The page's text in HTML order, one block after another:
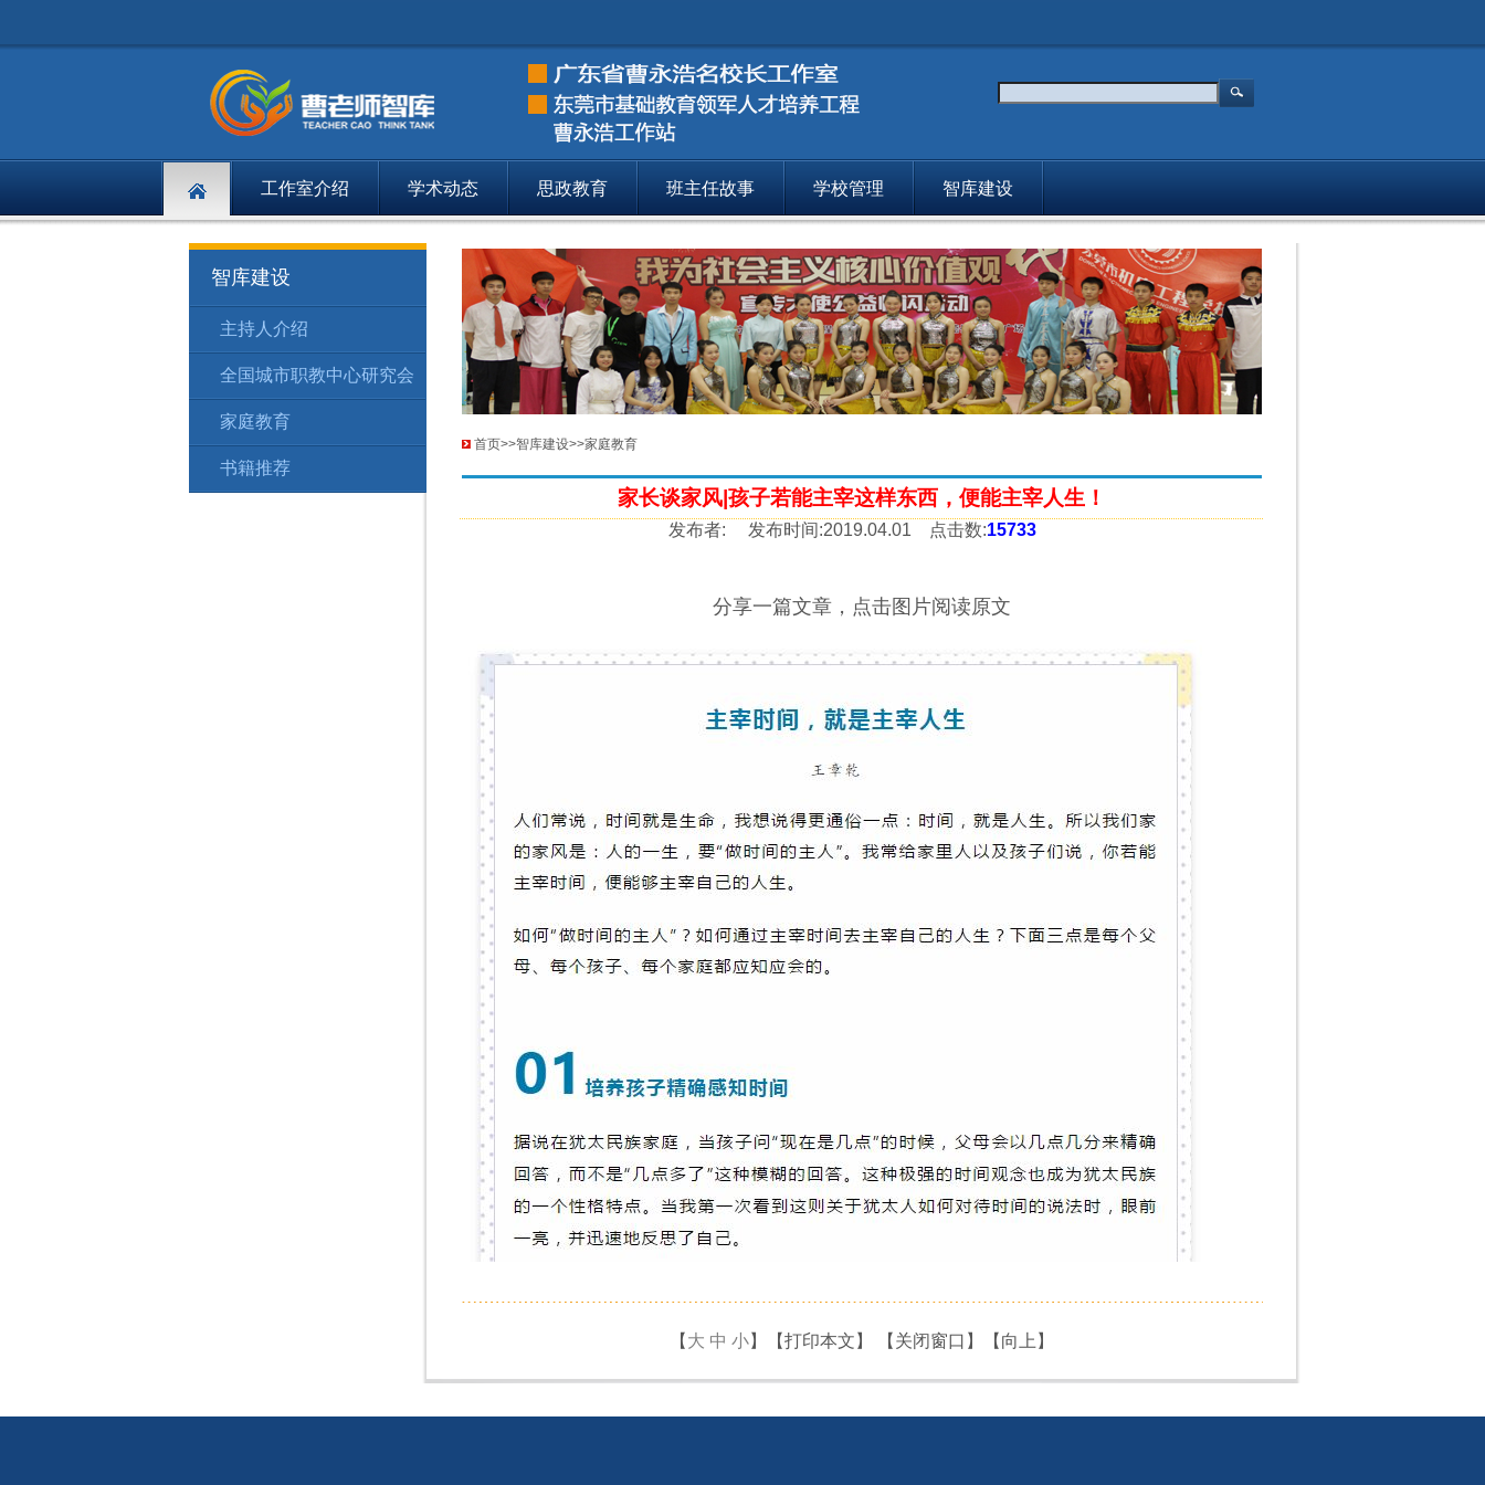
工作室介绍 学术动态 思政教育 班主任故事 学校管理 智库建设
智库建设
主持人介绍 148智库建设 主持人介绍
全国城市职教中心研究会 智库建设 全国城市职教中心研究会
家庭教育
书籍推荐
首页>>智库建设>>家庭教育
家长谈家风|孩子若能主宰这样东西，便能主宰人生！
发布者: 发布时间:2019.04.01 点击数:15733
分享一篇文章，点击图片阅读原文
【 大 中 小】【打印本文 】 【 关闭窗口 】【 向上 】